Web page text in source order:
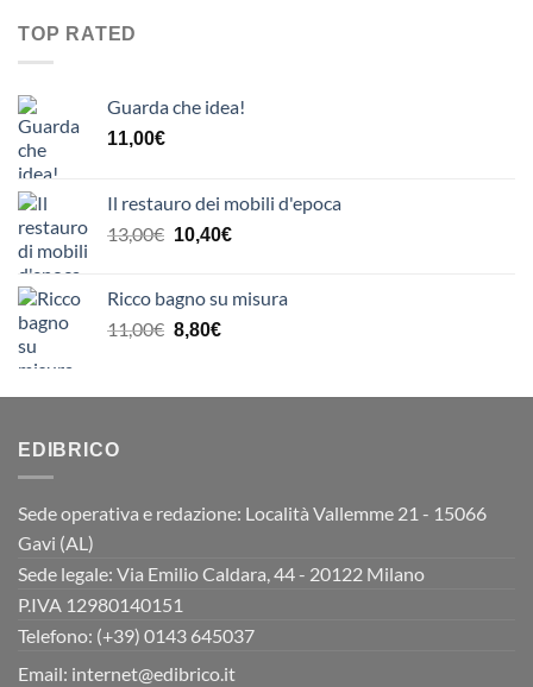
TOP RATED
Guarda che idea!
11,00€
Il restauro dei mobili d'epoca
13,00€ Il
era:
13,00€.
10,40€Il
è:
Ricco bagno su misura
11,00€ Il
era:
8,80€Il
è:
EDIBRICO
Sede operativa e redazione: Località Vallemme 21 - 15066
Gavi (AL)
Sede legale: Via Emilio Caldara, 44 - 20122 Milano
P.IVA 12980140151
Telefono: (+39) 0143 645037
Email: internet@edibrico.it